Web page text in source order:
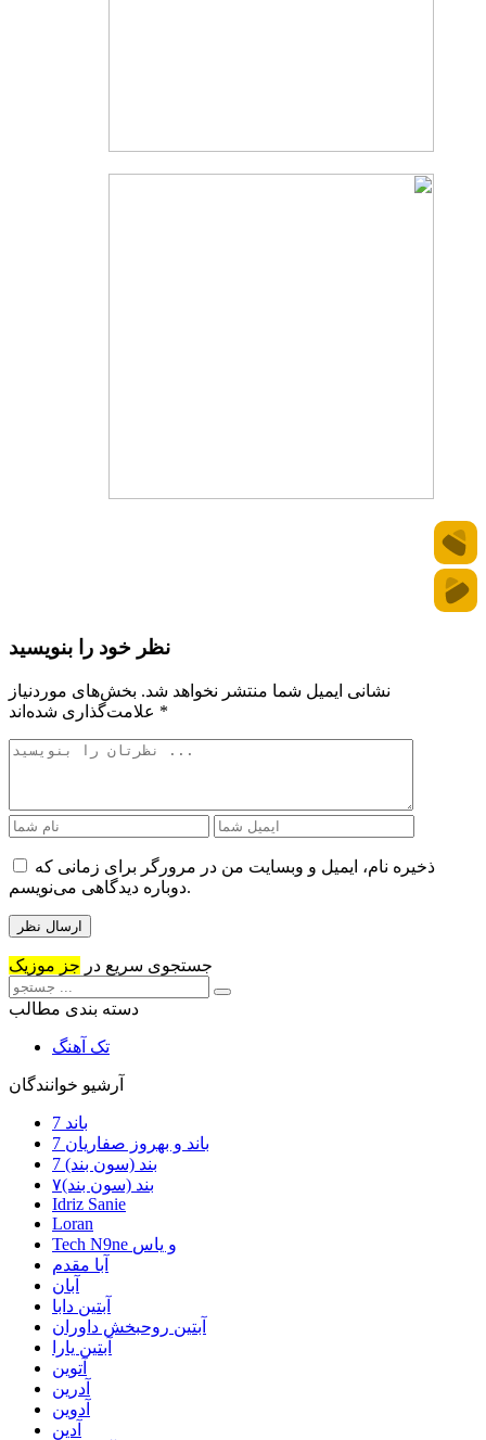
نظر خود را بنویسید
نشانی ایمیل شما منتشر نخواهد شد. بخش‌های موردنیاز
*
ذخیره نام، ایمیل و وبسایت من در مرورگر برای زمانی که
دوباره دیدگاهی می‌نویسم.
جستجوی سریع در جز موزیک
دسته بندی مطالب
تک آهنگ
آرشیو خوانندگان
7 باند
7 باند و بهروز صفاریان
7 بند (سون بند)
۷بند (سون بند)
Idriz Sanie
Loran
Tech N9ne و یاس
آبا مقدم
آبان
آبتین دابا
آبتین روحبخش داوران
آبتین یارا
آتوین
آدرین
آدوین
آدین